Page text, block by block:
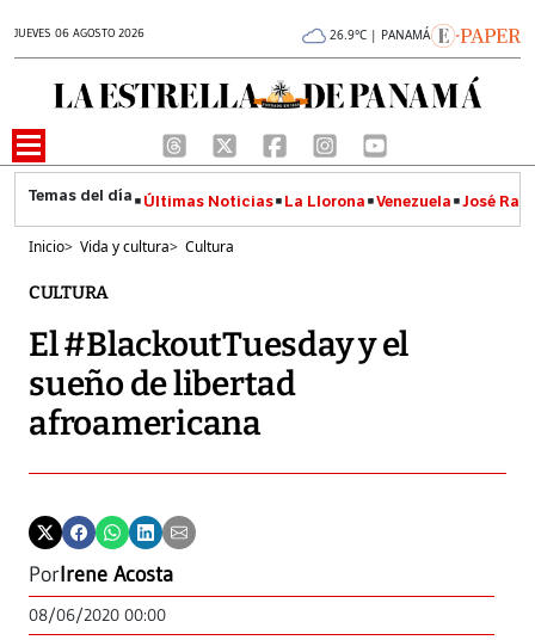
JUEVES 06 AGOSTO 2026 26.9°C | PANAMÁ
Últimas Noticias La Llorona Venezuela José
Inicio> Vida y cultura> Cultura
CULTURA
El #BlackoutTuesday y el
sueño de libertad
afroamericana
PorIrene Acosta
08/06/2020 00:00